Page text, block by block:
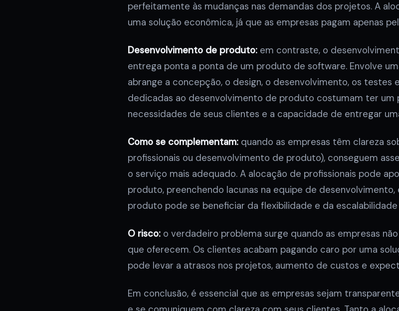
perfeitamente às mudanças nas demandas dos projetos. A
uma solução econômica, já que as empresas pagam apenas
Desenvolvimento de produto: em contraste, o
entrega ponta a ponta de um produto de software. Envolve
abrange a concepção, o design, o desenvolvimento, os testes
dedicadas ao desenvolvimento de produto costumam ter um
necessidades de seus clientes e a capacidade de entregar
Como se complementam: quando as empresas têm clareza
profissionais ou desenvolvimento de produto), conseguem
o serviço mais adequado. A alocação de profissionais pode
produto, preenchendo lacunas na equipe de
produto pode se beneficiar da flexibilidade e da
O risco: o verdadeiro problema surge quando as empresas
que oferecem. Os clientes acabam pagando caro por uma
pode levar a atrasos nos projetos, aumento de custos e
Em conclusão, é essencial que as empresas sejam